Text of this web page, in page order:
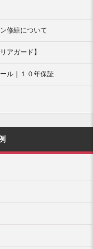
修繕について
アガード】
ル｜１０年保証